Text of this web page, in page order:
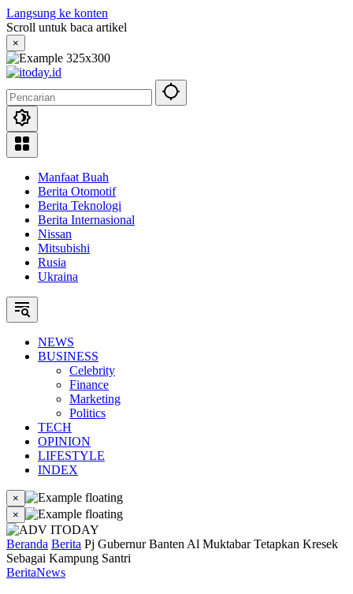
Langsung ke konten
Scroll untuk baca artikel
×
Manfaat Buah
Berita Otomotif
Berita Teknologi
Berita Internasional
Nissan
Mitsubishi
Rusia
Ukraina
NEWS
BUSINESS
Celebrity
Finance
Marketing
Politics
TECH
OPINION
LIFESTYLE
INDEX
×
×
Beranda Berita Pj Gubernur Banten Al Muktabar Tetapkan Kresek
Sebagai Kampung Santri
BeritaNews